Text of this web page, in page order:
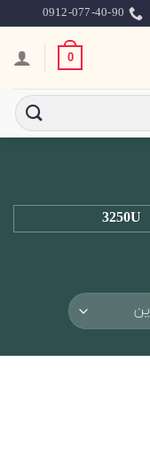
0912-077-40-90
0
3250U